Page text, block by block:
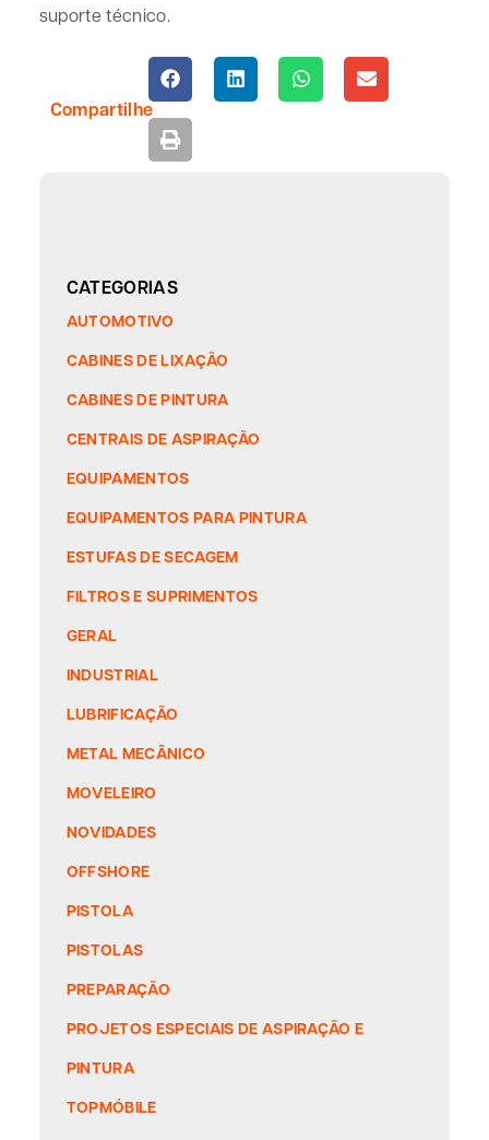
suporte técnico.
Compartilhe
CATEGORIAS
AUTOMOTIVO
CABINES DE LIXAÇÃO
CABINES DE PINTURA
CENTRAIS DE ASPIRAÇÃO
EQUIPAMENTOS
EQUIPAMENTOS PARA PINTURA
ESTUFAS DE SECAGEM
FILTROS E SUPRIMENTOS
GERAL
INDUSTRIAL
LUBRIFICAÇÃO
METAL MECÂNICO
MOVELEIRO
NOVIDADES
OFFSHORE
PISTOLA
PISTOLAS
PREPARAÇÃO
PROJETOS ESPECIAIS DE ASPIRAÇÃO E
PINTURA
TOPMÓBILE